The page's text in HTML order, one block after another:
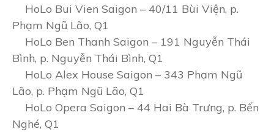
HoLo Bui Vien Saigon – 40/11 Bùi Viện, p.
Phạm Ngũ Lão, Q1
HoLo Ben Thanh Saigon – 191 Nguyễn Thái
Bình, p. Nguyễn Thái Bình, Q1
HoLo Alex House Saigon – 343 Phạm Ngũ
Lão, p. Phạm Ngũ Lão, Q1
HoLo Opera Saigon – 44 Hai Bà Trưng, p. Bến
Nghé, Q1